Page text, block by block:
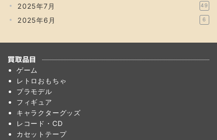
2025年7月 49
2025年6月 6
買取品目
ゲーム
レトロおもちゃ
プラモデル
フィギュア
キャラクターグッズ
レコード・CD
カセットテープ